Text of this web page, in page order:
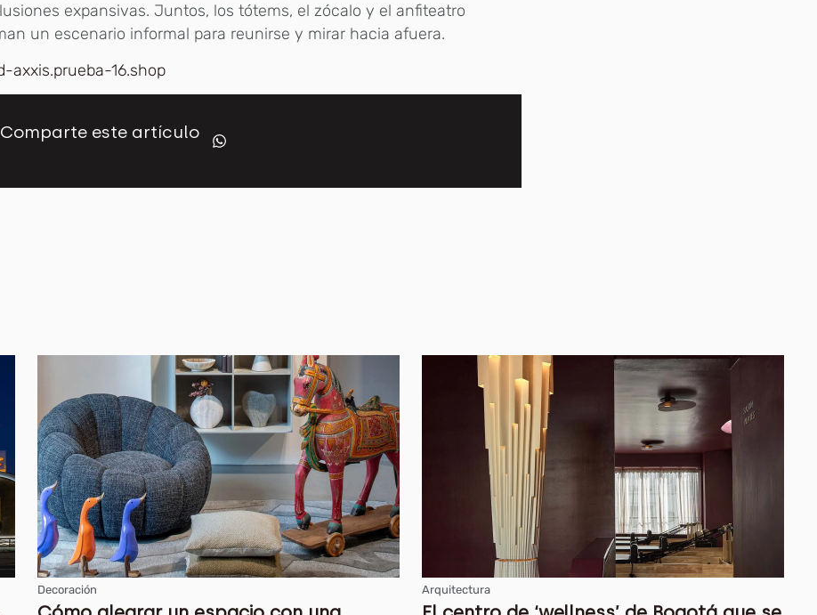
expansivas. Juntos, los tótems, el zócalo y el anfiteatro
un escenario informal para reunirse y mirar hacia afuera.
axxis.prueba-16.shop
Comparte este artículo
Decoración Arquitectura